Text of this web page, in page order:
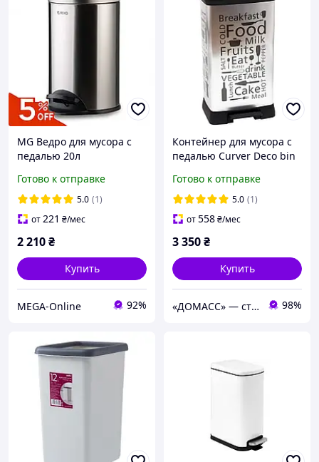
MG Ведро для мусора с
педалью 20л
ведро Ведро мусорное
круглое Матовое ведро
для мусора Большое
мусорное ведр
Готово к отправке
5.0 (1)
от221 ₴/мес
2 210₴
Купить
MEGA-Online 92%
Контейнер для мусора с
педалью Curver Deco bin
Готово к отправке
5.0 (1)
от558₴/мес
3 350₴
Купить
«ДОМАСС» — стойки для одежды, товары для дома и отдыха! 98%